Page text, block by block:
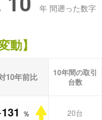
年 間遡った数字
動】
10年前比
10年間の取引
台数
％ 20台